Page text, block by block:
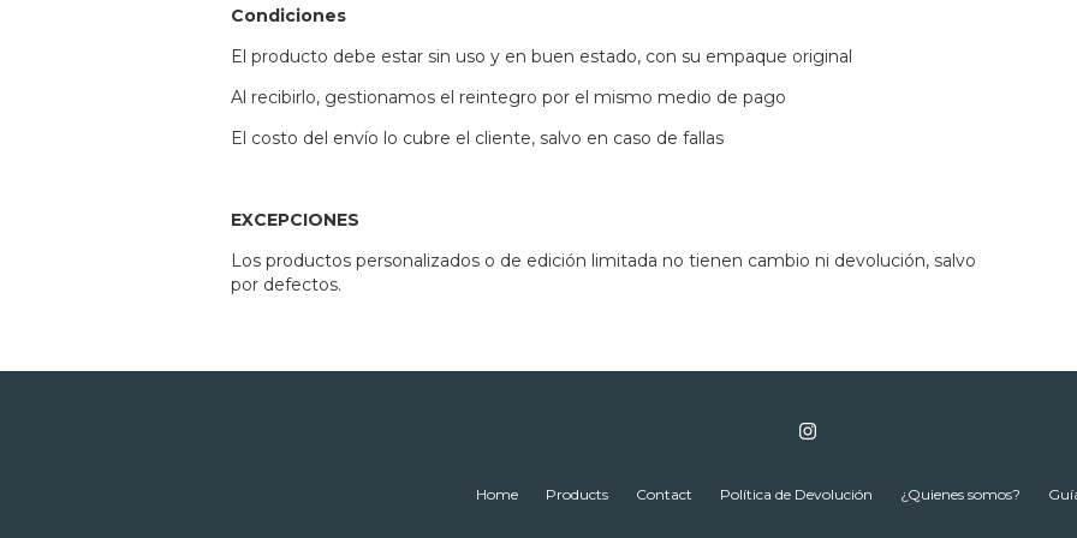
Condiciones
El producto debe estar sin uso y en buen estado, con su empaque original
Al recibirlo, gestionamos el reintegro por el mismo medio de pago
El costo del envío lo cubre el cliente, salvo en caso de fallas
EXCEPCIONES
Los productos personalizados o de edición limitada no tienen cambio ni devolución, salvo
por defectos.
Home Products Contact Política de Devolución ¿Quienes somos?